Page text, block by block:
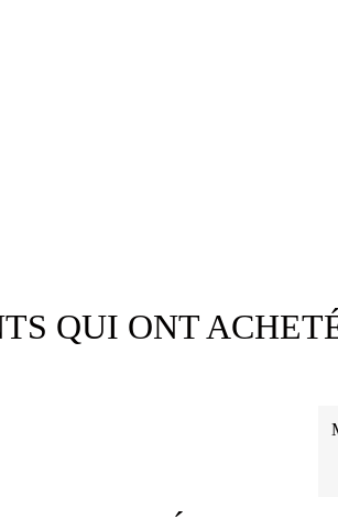
QUI ONT